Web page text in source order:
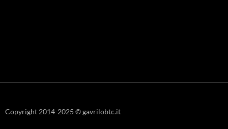
Copyright 2014-2025 © gavrilobtc.it